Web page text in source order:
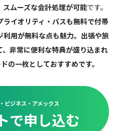
スムーズな会計処理が可能です。
ライオリティ・パスも無料で付帯
利用が無料な点も魅力。出張や旅
非常に便利な特典が盛り込まれ
の一枚としておすすめです。
ビジネス・アメックス
で申し込む